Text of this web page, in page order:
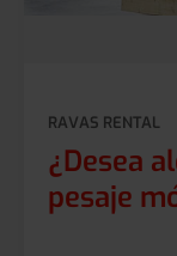
RAVAS RENTAL
¿Desea
pesaje